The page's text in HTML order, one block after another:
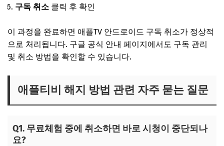
구독 취소 클릭 후 확인
이 과정을 완료하면 애플TV 안드로이드 구독 취소가 정상적
으로 처리됩니다. 구글 공식 안내 페이지에서도 구독 관리
및 취소 방법을 확인할 수 있습니다.
애플티비 해지 방법 관련 자주 묻는 질문
Q1. 무료체험 중에 취소하면 바로 시청이 중단되나
요?